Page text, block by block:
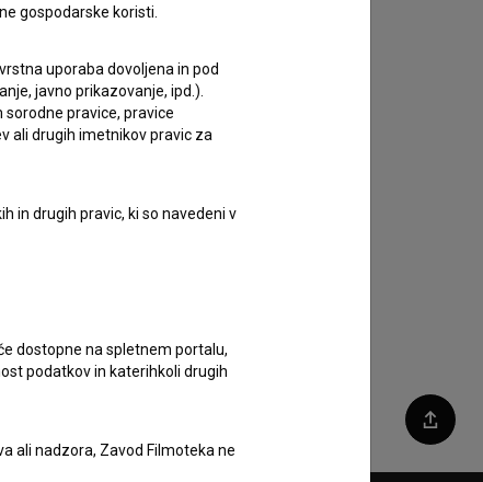
Deli
gospodarske koristi.
uporaba dovoljena in pod
javno prikazovanje, ipd.).
pravice, pravice
ali drugih imetnikov pravic za
in drugih pravic, ki so navedeni v
dostopne na spletnem portalu,
podatkov in katerihkoli drugih
ali nadzora, Zavod Filmoteka ne